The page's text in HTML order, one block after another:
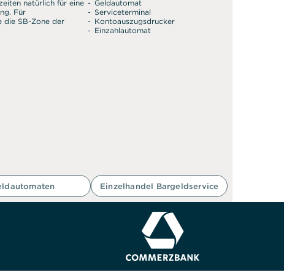
natürlich für eine
Für
die SB-Zone der
Geldautomat
Serviceterminal
Kontoauszugsdrucker
Einzahlautomat
Einzelhandel Bargeldservice